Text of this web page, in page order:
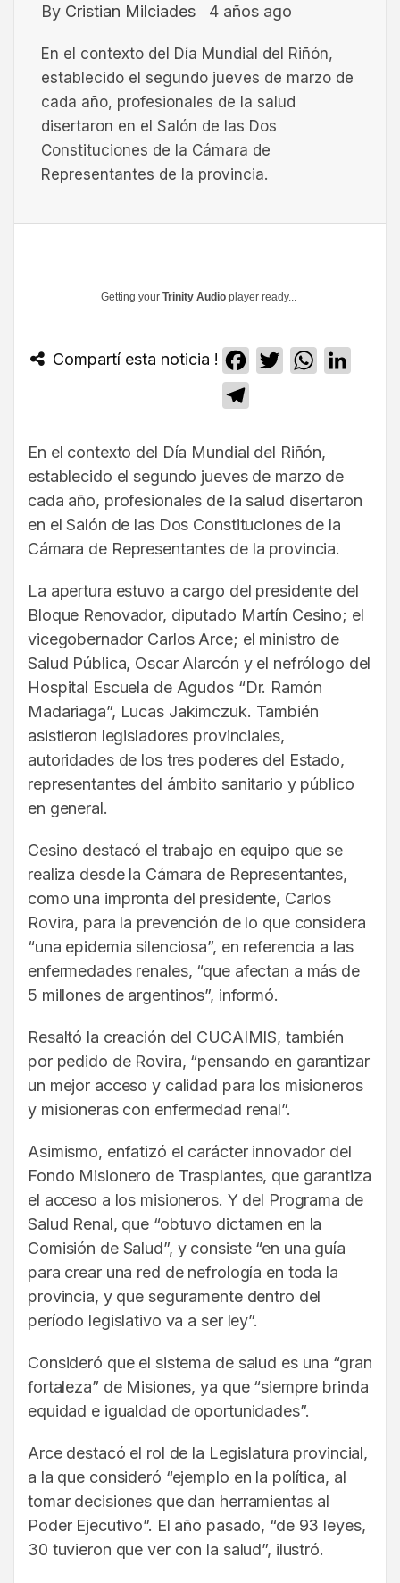
By Cristian Milciades 4 años ago
En el contexto del Día Mundial del Riñón,
establecido el segundo jueves de marzo de
cada año, profesionales de la salud
disertaron en el Salón de las Dos
Constituciones de la Cámara de
Representantes de la provincia.
Getting your Trinity Audio player ready...
Compartí esta noticia ! Facebook
TwitterWhatsApp
En el contexto del Día Mundial del Riñón,
establecido el segundo jueves de marzo de
cada año, profesionales de la salud disertaron
en el Salón de las Dos Constituciones de la
Cámara de Representantes de la provincia.
La apertura estuvo a cargo del presidente del
Bloque Renovador, diputado Martín Cesino; el
vicegobernador Carlos Arce; el ministro de
Salud Pública, Oscar Alarcón y el nefrólogo del
Hospital Escuela de Agudos “Dr. Ramón
Madariaga”, Lucas Jakimczuk. También
asistieron legisladores provinciales,
autoridades de los tres poderes del Estado,
representantes del ámbito sanitario y público
en general.
Cesino destacó el trabajo en equipo que se
realiza desde la Cámara de Representantes,
como una impronta del presidente, Carlos
Rovira, para la prevención de lo que considera
“una epidemia silenciosa”, en referencia a las
enfermedades renales, “que afectan a más de
5 millones de argentinos”, informó.
Resaltó la creación del CUCAIMIS, también
por pedido de Rovira, “pensando en garantizar
un mejor acceso y calidad para los misioneros
y misioneras con enfermedad renal”.
Asimismo, enfatizó el carácter innovador del
Fondo Misionero de Trasplantes, que garantiza
el acceso a los misioneros. Y del Programa de
Salud Renal, que “obtuvo dictamen en la
Comisión de Salud”, y consiste “en una guía
para crear una red de nefrología en toda la
provincia, y que seguramente dentro del
período legislativo va a ser ley”.
Consideró que el sistema de salud es una “gran
fortaleza” de Misiones, ya que “siempre brinda
equidad e igualdad de oportunidades”.
Arce destacó el rol de la Legislatura provincial,
a la que consideró “ejemplo en la política, al
tomar decisiones que dan herramientas al
Poder Ejecutivo”. El año pasado, “de 93 leyes,
30 tuvieron que ver con la salud”, ilustró.